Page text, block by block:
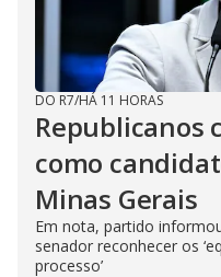
DO R7/HÁ 11 HORAS
Republicanos
como
Minas Gerais
Em nota, partido
senador reconhecer os
processo’